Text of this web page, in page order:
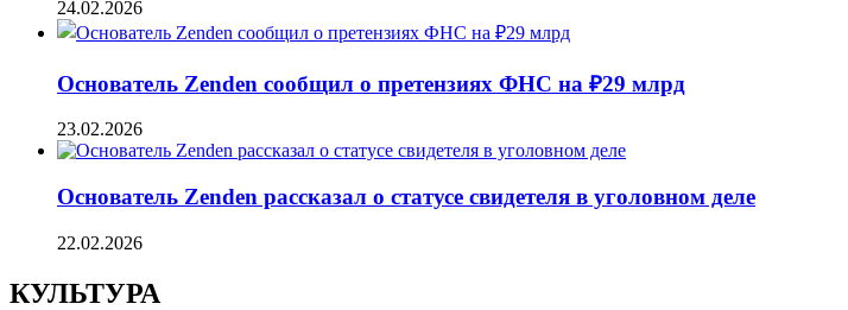
24.02.2026
Основатель Zenden сообщил о претензиях ФНС на ₽29 млрд
23.02.2026
Основатель Zenden рассказал о статусе свидетеля в уголовном деле
22.02.2026
КУЛЬТУРА